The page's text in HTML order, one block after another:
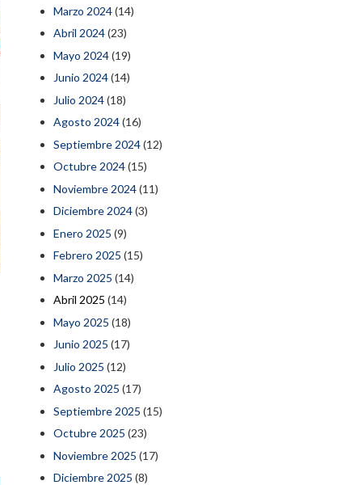
Marzo 2024(14)
Abril 2024(23)
Mayo 2024(19)
Junio 2024(14)
Julio 2024(18)
Agosto 2024(16)
Septiembre 2024(12)
Octubre 2024(15)
Noviembre 2024(11)
Diciembre 2024(3)
Enero 2025 (9)
Febrero 2025 (15)
Marzo 2025 (14)
Abril 2025 (14)
Mayo 2025 (18)
Junio 2025 (17)
Julio 2025 (12)
Agosto 2025 (17)
Septiembre 2025 (15)
Octubre 2025 (23)
Noviembre 2025 (17)
Diciembre 2025 (8)